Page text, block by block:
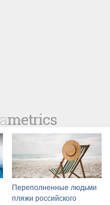
Переполненные людьми
пляжи российского